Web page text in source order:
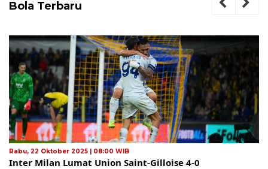
Bola Terbaru
Rabu, 22 Oktober 2025 | 08:00 WIB
Inter Milan Lumat Union Saint-Gilloise 4-0